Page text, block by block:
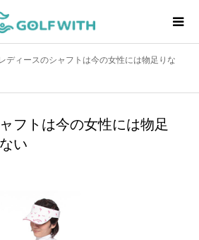
レディースのシャフトは今の女性には物足りな
フトは今の女性には物足
い